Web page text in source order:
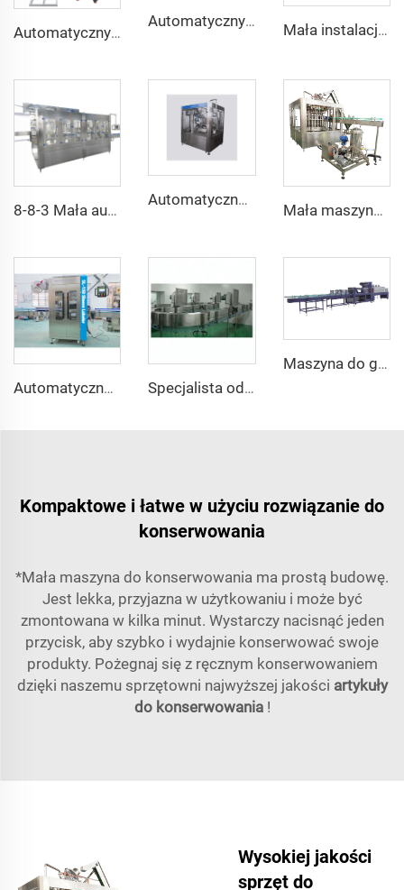
Automatyczny system dozujący ciekłego azotu o dużej prędkości
Automatyczny Dozownik Wagowy Oleju Jadalnego z Obrotową Głowica Nakręcającą do Butelek Plastikowych 5L
Mała instalacja do produkcji wody mineralnej, maszyna do napełniania plastikowych butelek z napojami, automatyczna, zasilanie elektryczne, dostępna obsługa serwisowa poza krajem
8-8-3 Mała automatyczna maszyna do napełniania butelek wodą destylowaną Producent maszyn do pakowania
Automatyczna maszyna do napełniania i uszczelniania napojów jogurtowych, mlecznych, lizjowych w butelkach PE
Mała maszyna do napełniania piwa w browarze mikro
Automatyczna maszyna do etykietowania zabezpieczających PVC z termokurczliwych, samozgrzewalnych etykiet typu neck band, przeznaczonych dla butelek z wodą, aerozoli i opakowań typu can Specjalista od systemu taśmy transmisyjnej z dmuchawą powietrzną do butelek PET
Maszyna do grupowego pakowania butelek folią PE (SP-20)
Kompaktowe i łatwe w użyciu rozwiązanie do
konserwowania
*Mała maszyna do konserwowania ma prostą budowę.
Jest lekka, przyjazna w użytkowaniu i może być
zmontowana w kilka minut. Wystarczy nacisnąć jeden
przycisk, aby szybko i wydajnie konserwować swoje
produkty. Pożegnaj się z ręcznym konserwowaniem
dzięki naszemu sprzętowni najwyższej jakości artykuły
do konserwowania !
Wysokiej jakości
sprzęt do